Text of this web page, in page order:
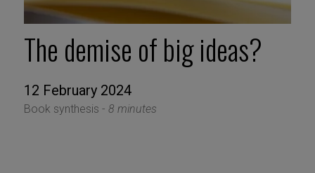
The demise of big ideas?
12 February 2024
Book synthesis - 8 minutes